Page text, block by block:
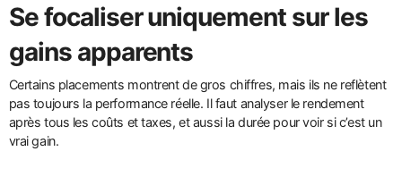
Se focaliser uniquement sur les
gains apparents
Certains placements montrent de gros chiffres, mais ils ne reflètent
pas toujours la performance réelle. Il faut analyser le rendement
après tous les coûts et taxes, et aussi la durée pour voir si c’est un
vrai gain.